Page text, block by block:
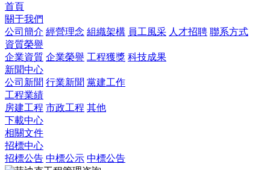
首頁
關于我們
公司簡介 經營理念 組織架構 員工風采 人才招聘 聯系方式
資質榮譽
企業資質 企業榮譽 工程獲獎 科技成果
新聞中心
公司新聞 行業新聞 黨建工作
工程業績
房建工程 市政工程 其他
下載中心
相關文件
招標中心
招標公告 中標公示 中標公告